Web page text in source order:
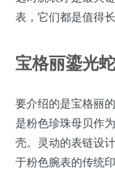
表，它们都是值得
宝格丽鎏光
要介绍的是宝格丽
是粉色珍珠母贝作
壳。灵动的表链设
于粉色腕表的传统印